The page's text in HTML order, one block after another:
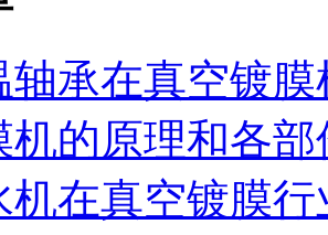
轴承在真空镀
机的原理和各部
机在真空镀膜